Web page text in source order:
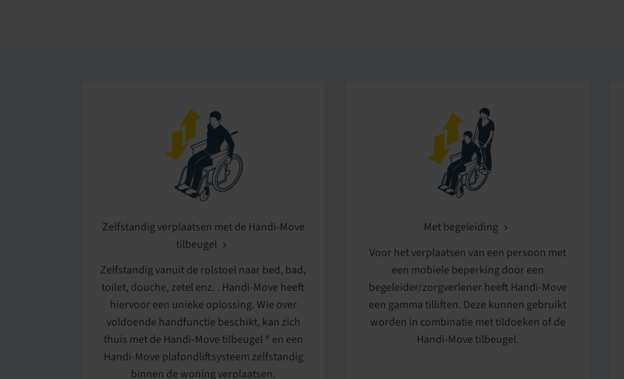
Zelfstandig verplaatsen met de Handi-Move
tilbeugel
Zelfstandig vanuit de rolstoel naar bed, bad,
toilet, douche, zetel enz. . Handi-Move heeft
hiervoor een unieke oplossing. Wie over
voldoende handfunctie beschikt, kan zich
thuis met de Handi-Move tilbeugel ® en een
Handi-Move plafondliftsysteem zelfstandig
binnen de woning verplaatsen.
Met begeleiding
Voor het verplaatsen van een persoon met
een mobiele beperking door een
begeleider/zorgverlener heeft Handi-Move
een gamma tilliften. Deze kunnen gebruikt
worden in combinatie met tildoeken of de
Handi-Move tilbeugel.